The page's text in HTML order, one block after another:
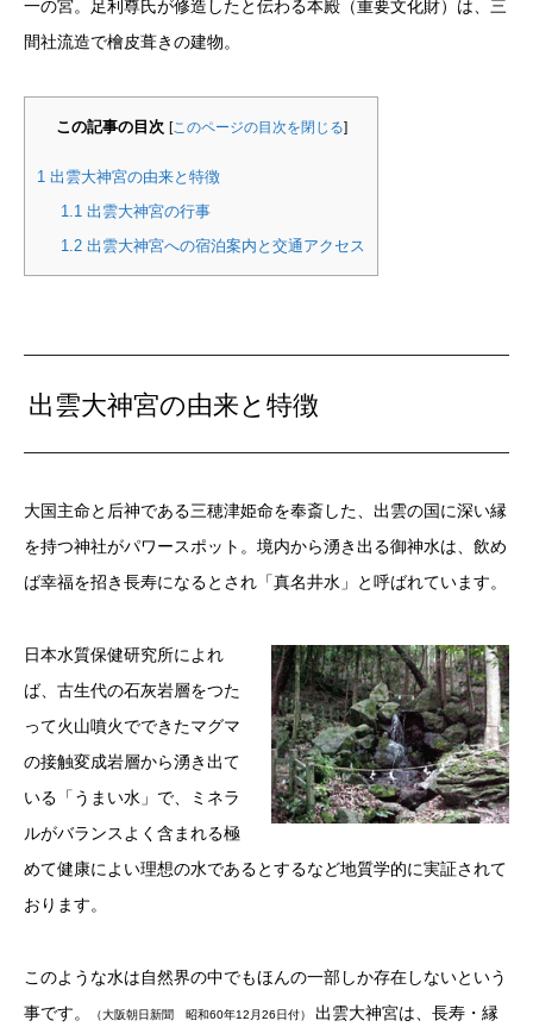
一の宮。足利尊氏が修造したと伝わる本殿（重要文化財）は、三
間社流造で檜皮葺きの建物。
この記事の目次 [このページの目次を閉じる]
1 出雲大神宮の由来と特徴
1.1出雲大神宮の行事
1.2出雲大神宮への宿泊案内と交通アクセス
出雲大神宮の由来と特徴
大国主命と后神である三穂津姫命を奉斎した、出雲の国に深い縁
を持つ神社がパワースポット。 境内から湧き出る御神水は、飲め
ば幸福を招き長寿になるとされ「真名井水」と呼ばれています。
日本水質保健研究所によれ
ば、古生代の石灰岩層をつた
って火山噴火でできたマグマ
の接触変成岩層から湧き出て
いる「うまい水」で、ミネラ
ルがバランスよく含まれる極
めて健康によい理想の水であるとするなど地質学的に実証されて
おります。
このような水は自然界の中でもほんの一部しか存在しないという
事です。
（大阪朝日新聞 昭和60年12月26日付） 出雲大神宮は、 長寿・縁